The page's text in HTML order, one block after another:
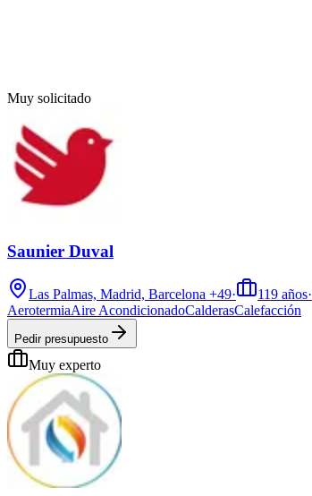
Muy solicitado
Saunier Duval
Las Palmas, Madrid, Barcelona +49· 119 años·
AerotermiaAire AcondicionadoCalderasCalefacción
Pedir presupuesto
Muy experto